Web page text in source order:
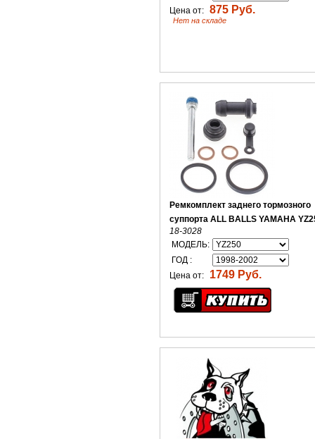
Цена от: 875 Руб.
Нет на складе
Ремкомплект заднего тормозного
суппорта ALL BALLS YAMAHA
18-3028
МОДЕЛЬ:
ГОД :
Цена от:
1749 Руб.